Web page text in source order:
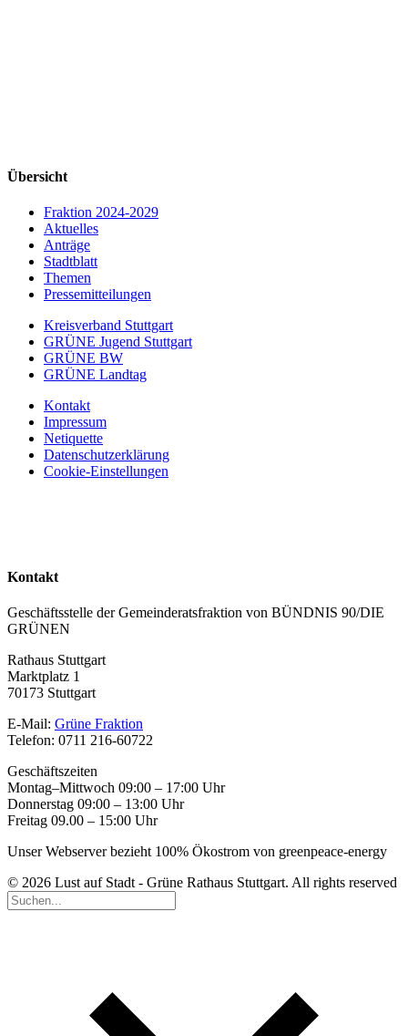
Übersicht
Fraktion 2024-2029
Aktuelles
Anträge
Stadtblatt
Themen
Pressemitteilungen
Kreisverband Stuttgart
GRÜNE Jugend Stuttgart
GRÜNE BW
GRÜNE Landtag
Kontakt
Impressum
Netiquette
Datenschutzerklärung
Cookie-Einstellungen
Kontakt
Geschäftsstelle der Gemeinderatsfraktion von BÜNDNIS 90/DIE
GRÜNEN
Rathaus Stuttgart
Marktplatz 1
70173 Stuttgart
E-Mail: Grüne Fraktion
Telefon: 0711 216-60722
Geschäftszeiten
Montag–Mittwoch 09:00 – 17:00 Uhr
Donnerstag 09:00 – 13:00 Uhr
Freitag 09.00 – 15:00 Uhr
Unser Webserver bezieht 100% Ökostrom von greenpeace-energy
© 2026 Lust auf Stadt - Grüne Rathaus Stuttgart. All rights reserved